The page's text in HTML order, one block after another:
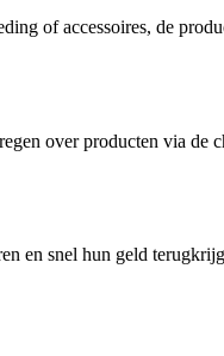
of accessoires, de
over producten via de
en snel hun geld